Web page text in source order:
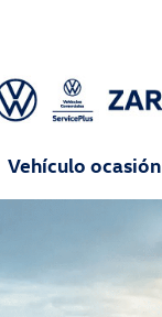
Vehículo ocasión